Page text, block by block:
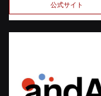
公式サイト